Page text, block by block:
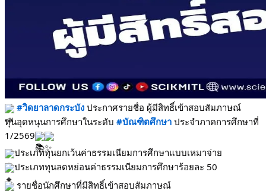
#วิดยาลาดกระบัง ประกาศรายชื่อ ผู้มีสิทธิ์เข้าสอบสัมภาษณ์
ทุนอุดหนุนการศึกษาในระดับ #บัณฑิตศึกษา ประจำภาคการศึกษาที่
1/2569
ประเภททุนยกเว้นค่าธรรมเนียมการศึกษาแบบเหมาจ่าย
ประเภททุนลดหย่อนค่าธรรมเนียมการศึกษาร้อยละ 50
รายชื่อนักศึกษาที่มีสิทธิ์เข้าสอบสัมภาษณ์